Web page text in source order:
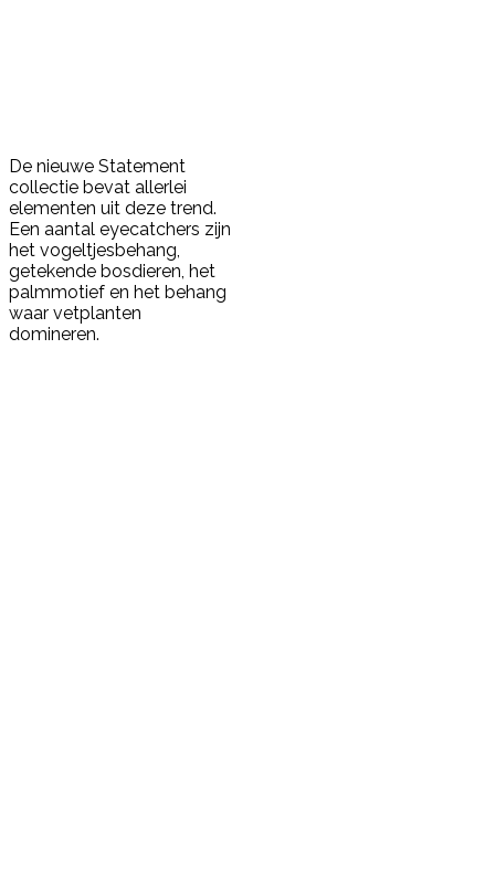
De nieuwe Statement
collectie bevat allerlei
elementen uit deze trend.
Een aantal eyecatchers zijn
het vogeltjesbehang,
getekende bosdieren, het
palmmotief en het behang
waar vetplanten
domineren.